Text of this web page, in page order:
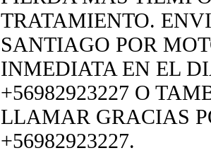
TRATAMIENTO.
SANTIAGO POR
INMEDIATA EN EL
+56982923227 O
LLAMAR GRACIAS
+56982923227.